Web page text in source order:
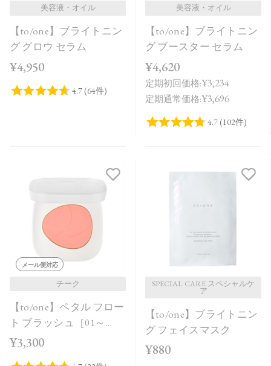
美容液・オイル
【to/one】ブライトニン
グ グロウ セラム
¥4,950
美容液・オイル
【to/one】ブライトニン
グ ブースター セラム
¥4,620
定期初回価格:¥3,234
定期通常価格:¥3,696
メール便対応
チーク
【to/one】ペタル フロー
ト ブラッシュ［01～
03］
¥3,300
SPECIAL CARE スペシャルケ
ア
【to/one】ブライトニン
グ フェイスマスク
¥880